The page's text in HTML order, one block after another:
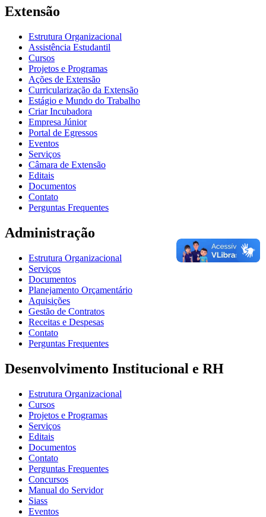
Extensão
Estrutura Organizacional
Assistência Estudantil
Cursos
Projetos e Programas
Ações de Extensão
Curricularização da Extensão
Estágio e Mundo do Trabalho
Criar Incubadora
Empresa Júnior
Portal de Egressos
Eventos
Serviços
Câmara de Extensão
Editais
Documentos
Contato
Perguntas Frequentes
Administração
Estrutura Organizacional
Serviços
Documentos
Planejamento Orçamentário
Aquisições
Gestão de Contratos
Receitas e Despesas
Contato
Perguntas Frequentes
Desenvolvimento Institucional e RH
Estrutura Organizacional
Cursos
Projetos e Programas
Serviços
Editais
Documentos
Contato
Perguntas Frequentes
Concursos
Manual do Servidor
Siass
Eventos